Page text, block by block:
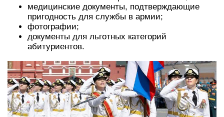
медицинские документы, подтверждающие
пригодность для службы в армии;
фотографии;
документы для льготных категорий
абитуриентов.